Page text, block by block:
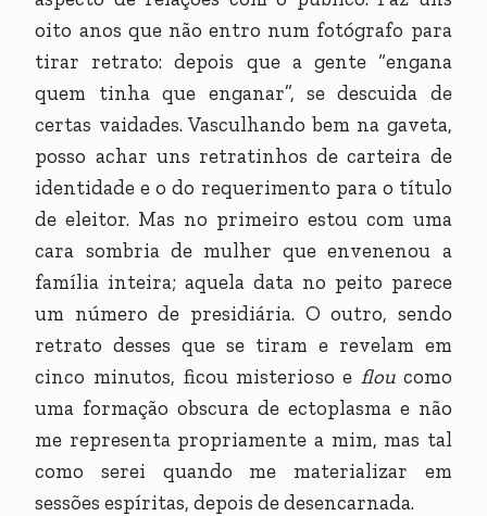
oito anos que não entro num fotógrafo para
tirar retrato: depois que a gente “engana
quem tinha que enganar”, se descuida de
certas vaidades. Vasculhando bem na gaveta,
posso achar uns retratinhos de carteira de
identidade e o do requerimento para o título
de eleitor. Mas no primeiro estou com uma
cara sombria de mulher que envenenou a
família inteira; aquela data no peito parece
um número de presidiária. O outro, sendo
retrato desses que se tiram e revelam em
cinco minutos, ficou misterioso e floucomo
uma formação obscura de ectoplasma e não
me representa propriamente a mim, mas tal
como serei quando me materializar em
sessões espíritas, depois de desencarnada.